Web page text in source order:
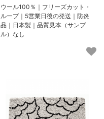
ウール100％｜フリーズカット・
ループ｜5営業日後の発送｜防炎
品｜日本製｜品質見本（サンプ
ル）なし